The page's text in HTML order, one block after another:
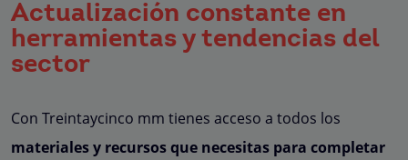
Actualización constante en
herramientas y tendencias del
sector
Con Treintaycinco mm tienes acceso a todos los
materiales y recursos que necesitas para completar